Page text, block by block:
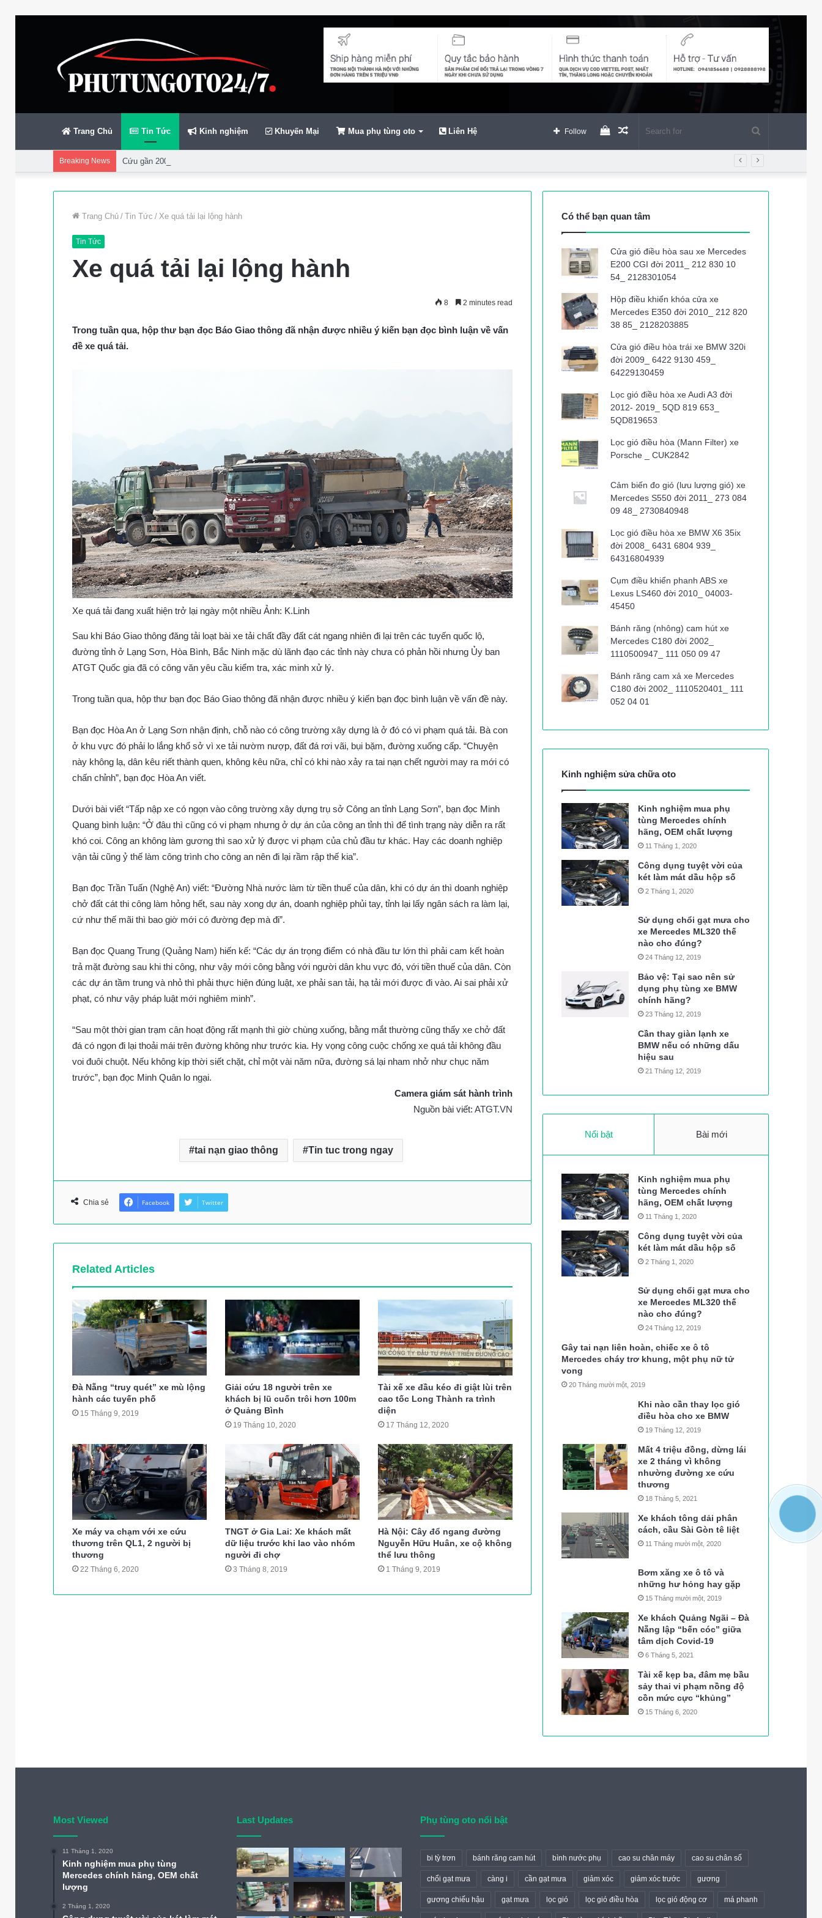
Trang Chủ Tin Tức Kinh nghiệm Khuyến Mại Mua phụ tùng oto Liên Hệ Random
View
Follow
Breaking News Cứu gần 200 thuyền viên gặp sự cố trên biển
Trang Chủ / Tin Tức / Xe quá tải lại lộng hành
Tin Tức
Xe quá tải lại lộng hành
8 2 minutes read
Trong tuần qua, hộp thư bạn đọc Báo Giao thông đã nhận được nhiều ý kiến bạn đọc bình luận về vấn
đề xe quá tải.
Xe quá tải đang xuất hiện trở lại ngày một nhiều Ảnh: K.Linh
Sau khi Báo Giao thông đăng tải loạt bài xe tải chất đầy đất cát ngang nhiên đi lại trên các tuyến quốc lộ,
đường tỉnh ở Lạng Sơn, Hòa Bình, Bắc Ninh mặc dù lãnh đạo các tỉnh này chưa có phản hồi nhưng Ủy ban
ATGT Quốc gia đã có công văn yêu cầu kiểm tra, xác minh xử lý.
Trong tuần qua, hộp thư bạn đọc Báo Giao thông đã nhận được nhiều ý kiến bạn đọc bình luận về vấn đề này.
Bạn đọc Hòa An ở Lạng Sơn nhận định, chỗ nào có công trường xây dựng là ở đó có vi phạm quá tải. Bà con
ở khu vực đó phải lo lắng khổ sở vì xe tải nườm nượp, đất đá rơi vãi, bụi bặm, đường xuống cấp. “Chuyện
này không lạ, dân kêu riết thành quen, không kêu nữa, chỉ có khi nào xảy ra tai nạn chết người may ra mới có
chấn chỉnh”, bạn đọc Hòa An viết.
Dưới bài viết “Tấp nập xe có ngọn vào công trường xây dựng trụ sở Công an tỉnh Lạng Sơn”, bạn đọc Minh
Quang bình luận: “Ở đâu thì cũng có vi phạm nhưng ở dự án của công an tỉnh thì để tình trạng này diễn ra rất
khó coi. Công an không làm gương thì sao xử lý được vi phạm của chủ đầu tư khác. Hay các doanh nghiệp
vận tải cũng ỷ thế làm công trình cho công an nên đi lại rầm rập thế kia”.
Bạn đọc Trần Tuấn (Nghệ An) viết: “Đường Nhà nước làm từ tiền thuế của dân, khi có dự án thì doanh nghiệp
chở đất cát thi công làm hỏng hết, sau này xong dự án, doanh nghiệp phủi tay, tỉnh lại lấy ngân sách ra làm lại,
cứ như thế mãi thì bao giờ mới có đường đẹp mà đi”.
Bạn đọc Quang Trung (Quảng Nam) hiến kế: “Các dự án trọng điểm có nhà đầu tư lớn thì phải cam kết hoàn
trả mặt đường sau khi thi công, như vậy mới công bằng với người dân khu vực đó, với tiền thuế của dân. Còn
các dự án tầm trung và nhỏ thì phải thực hiện đúng luật, xe phải san tải, hạ tải mới được đi vào. Ai sai phải xử
phạt, có như vậy pháp luật mới nghiêm minh”.
“Sau một thời gian trạm cân hoạt động rất mạnh thì giờ chùng xuống, bằng mắt thường cũng thấy xe chở đất
đá có ngọn đi lại thoải mái trên đường không như trước kia. Hy vọng công cuộc chống xe quá tải không đầu
voi đuôi chuột. Nếu không kịp thời siết chặt, chỉ một vài năm nữa, đường sá lại nham nhở như chục năm
trước”, bạn đọc Minh Quân lo ngại.
Camera giám sát hành trình
Nguồn bài viết: ATGT.VN
tai nạn giao thông Tin tuc trong ngay
Chia sẻ Facebook Twitter
Related Articles
Đà Nẵng “truy quét” xe mù lộng
hành các tuyến phố
15 Tháng 9, 2019
Giải cứu 18 người trên xe
khách bị lũ cuốn trôi hơn 100m
ở Quảng Bình
19 Tháng 10, 2020
Tài xế xe đầu kéo đi giật lùi trên
cao tốc Long Thành ra trình
diện
17 Tháng 12, 2020
Xe máy va chạm với xe cứu
thương trên QL1, 2 người bị
thương
22 Tháng 6, 2020
TNGT ở Gia Lai: Xe khách mất
dữ liệu trước khi lao vào nhóm
người đi chợ
3 Tháng 8, 2019
Hà Nội: Cây đổ ngang đường
Nguyễn Hữu Huân, xe cộ không
thể lưu thông
1 Tháng 9, 2019
Có thể bạn quan tâm
Cửa gió điều hòa sau xe Mercedes
E200 CGI đời 2011_ 212 830 10
54_ 2128301054
Hộp điều khiển khóa cửa xe
Mercedes E350 đời 2010_ 212 820
38 85_ 2128203885
Cửa gió điều hòa trái xe BMW 320i
đời 2009_ 6422 9130 459_
64229130459
Lọc gió điều hòa xe Audi A3 đời
2012- 2019_ 5QD 819 653_
5QD819653
Lọc gió điều hòa (Mann Filter) xe
Porsche _ CUK2842
Cảm biến đo gió (lưu lượng gió) xe
Mercedes S550 đời 2011_ 273 084
09 48_ 2730840948
Lọc gió điều hòa xe BMW X6 35ix
đời 2008_ 6431 6804 939_
64316804939
Cụm điều khiển phanh ABS xe
Lexus LS460 đời 2010_ 04003-
45450
Bánh răng (nhông) cam hút xe
Mercedes C180 đời 2002_
1110500947_ 111 050 09 47
Bánh răng cam xả xe Mercedes
C180 đời 2002_ 1110520401_ 111
052 04 01
Kinh nghiệm sửa chữa oto
Kinh nghiệm mua phụ
tùng Mercedes chính
hãng, OEM chất lượng
11 Tháng 1, 2020
Công dụng tuyệt vời của
két làm mát dầu hộp số
2 Tháng 1, 2020
Sử dụng chổi gạt mưa cho
xe Mercedes ML320 thế
nào cho đúng?
24 Tháng 12, 2019
Bảo vệ: Tại sao nên sử
dụng phụ tùng xe BMW
chính hãng?
23 Tháng 12, 2019
Cần thay giàn lạnh xe
BMW nếu có những dấu
hiệu sau
21 Tháng 12, 2019
Nổi bật Bài mới
Kinh nghiệm mua phụ
tùng Mercedes chính
hãng, OEM chất lượng
11 Tháng 1, 2020
Công dụng tuyệt vời của
két làm mát dầu hộp số
2 Tháng 1, 2020
Sử dụng chổi gạt mưa cho
xe Mercedes ML320 thế
nào cho đúng?
24 Tháng 12, 2019
Gây tai nạn liên hoàn, chiếc xe ô tô
Mercedes cháy trơ khung, một phụ nữ tử
vong
20 Tháng mười một, 2019
Khi nào cần thay lọc gió
điều hòa cho xe BMW
19 Tháng 12, 2019
Mất 4 triệu đồng, dừng lái
xe 2 tháng vì không
nhường đường xe cứu
thương
18 Tháng 5, 2021
Xe khách tông dải phân
cách, cầu Sài Gòn tê liệt
11 Tháng mười một, 2020
Bơm xăng xe ô tô và
những hư hỏng hay gặp
15 Tháng mười một, 2019
Xe khách Quảng Ngãi – Đà
Nẵng lập “bến cóc” giữa
tâm dịch Covid-19
6 Tháng 5, 2021
Tài xế kẹp ba, đâm mẹ bầu
sảy thai vi phạm nồng độ
cồn mức cực “khủng”
15 Tháng 6, 2020
Most Viewed
11 Tháng 1, 2020
Kinh nghiệm mua phụ tùng
Mercedes chính hãng, OEM chất
lượng
2 Tháng 1, 2020
Last Updates Phụ tùng oto nổi bật
bi tỳ trơn bánh răng cam hút bình nước phụ cao su chân máy cao su chân số
chổi gạt mưa càng i cần gạt mưa giảm xóc giảm xóc trước gương
gương chiếu hậu gạt mưa lọc gió lọc gió điều hòa lọc gió động cơ má phanh